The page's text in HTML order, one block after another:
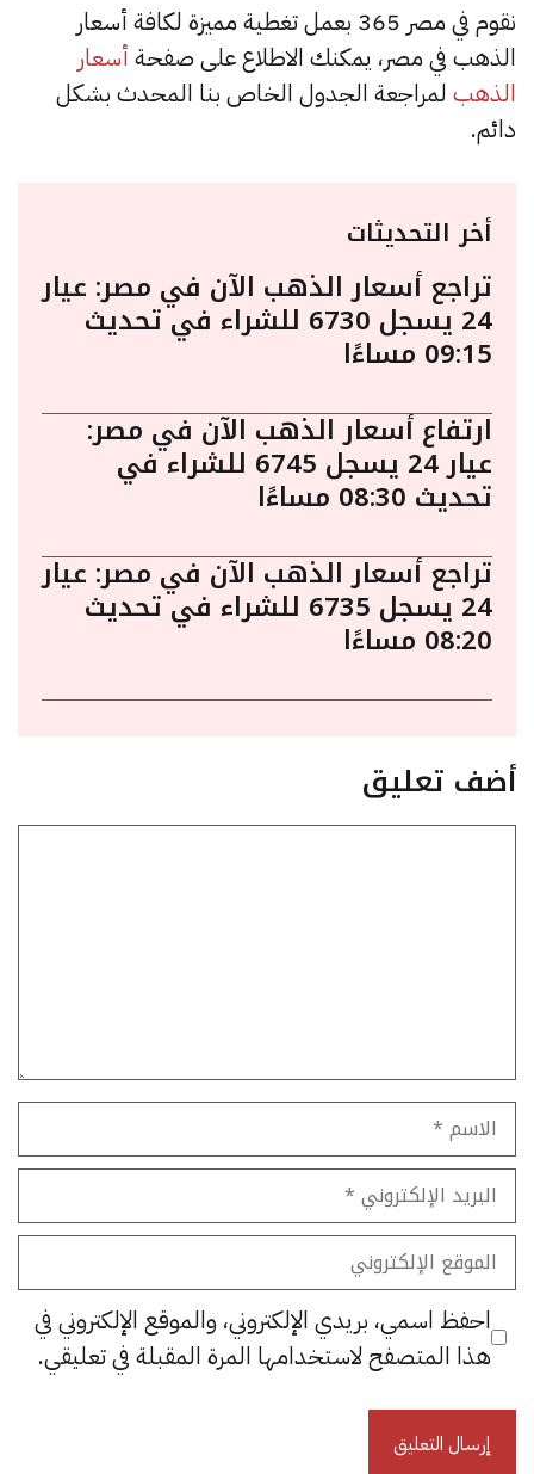
نقوم في مصر 365 بعمل تغطية مميزة لكافة أسعار
الذهب في مصر، يمكنك الاطلاع على صفحة أسعار
الذهب لمراجعة الجدول الخاص بنا المحدث بشكل
دائم.
أخر التحديثات
تراجع أسعار الذهب الآن في مصر: عيار
24 يسجل 6730 للشراء في تحديث
09:15 مساءًا
ارتفاع أسعار الذهب الآن في مصر:
عيار 24 يسجل 6745 للشراء في
تحديث 08:30 مساءًا
تراجع أسعار الذهب الآن في مصر: عيار
24 يسجل 6735 للشراء في تحديث
08:20 مساءًا
أضف تعليق
الاسم
البريد
الإلكتروني
الموقع
الإلكتروني
احفظ اسمي، بريدي الإلكتروني، والموقع الإلكتروني في
هذا المتصفح لاستخدامها المرة المقبلة في تعليقي.